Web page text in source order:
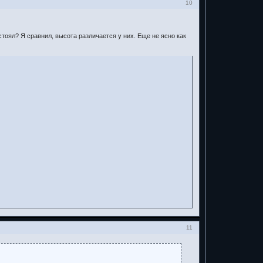
10
Я сравнил, высота различается у них. Еще не ясно как
11